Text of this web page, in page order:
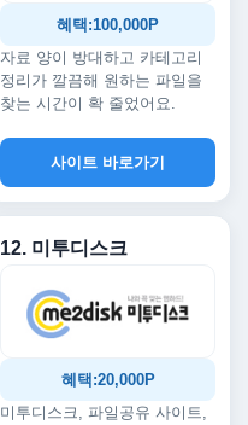
혜택:100,000P
자료 양이 방대하고 카테고리
정리가 깔끔해 원하는 파일을
찾는 시간이 확 줄었어요.
사이트 바로가기
12. 미투디스크
혜택:20,000P
미투디스크, 파일공유 사이트,